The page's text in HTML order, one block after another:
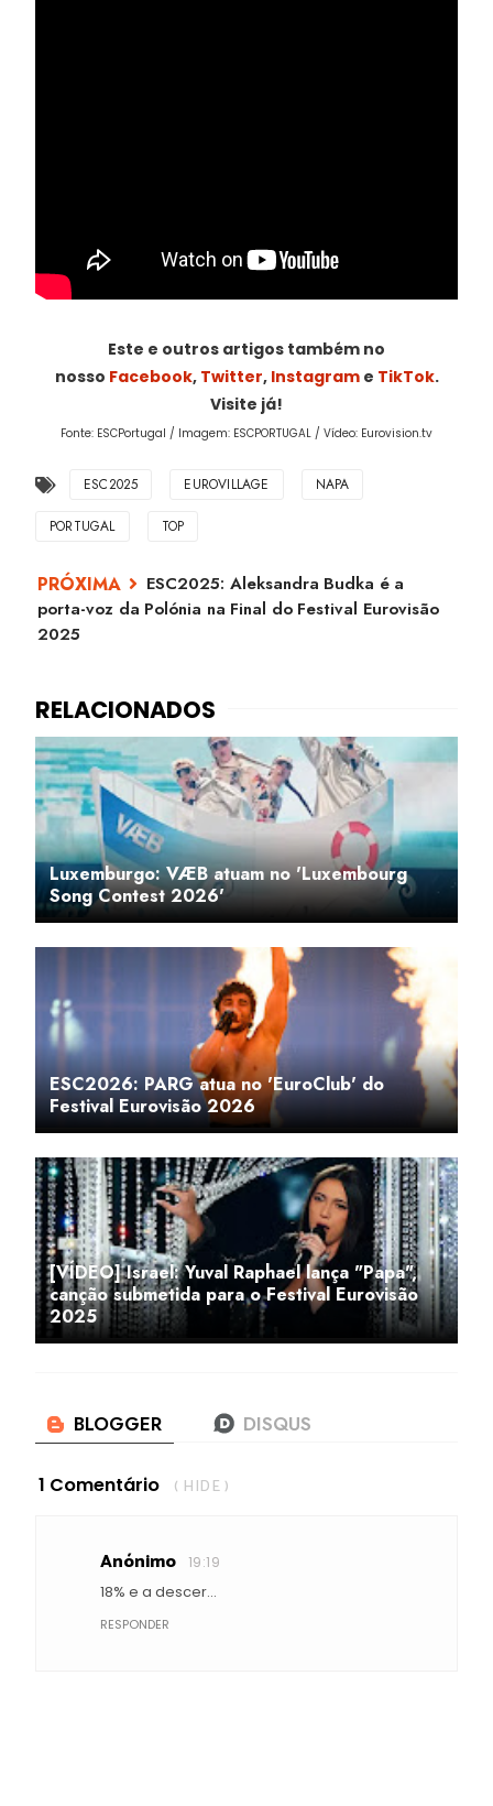
Este e outros artigos também no
nosso Facebook, Twitter, Instagrame TikTok.
Visite já!
Fonte: ESCPortugal / Imagem: ESCPORTUGAL / Vídeo: Eurovision.tv
ESC2025 EUROVILLAGE NAPA
PORTUGAL TOP
ESC2025: Aleksandra Budka é a
porta-voz da Polónia na Final do Festival Eurovisão
2025
Luxemburgo: VÆB atuam no 'Luxembourg
Song Contest 2026'
ESC2026: PARG atua no 'EuroClub' do
Festival Eurovisão 2026
[VÍDEO] Israel: Yuval Raphael lança "Papa",
canção submetida para o Festival Eurovisão
2025
1 Comentário ( HIDE )
Anónimo 19:19
18% e a descer...
RESPONDER